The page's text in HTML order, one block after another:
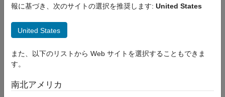
munlock
構文
例
構文
munlock
説明
munlock( fun)は、
報に基づき、次のサイトの選択を推奨します: United States
United States
また、以下のリストから Web サイトを選択することもできま
す。
南北アメリカ